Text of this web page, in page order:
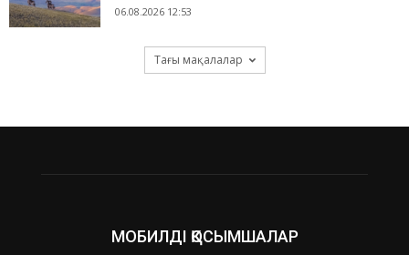
06.08.2026 12:53
Тағы мақалалар
МОБИЛДІ ҚОСЫМШАЛАР